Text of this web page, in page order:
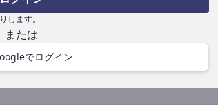
します。
でログイン
手になる